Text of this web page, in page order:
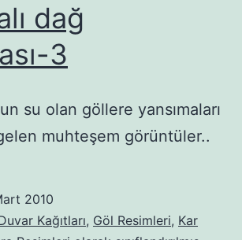
dağ
3
su olan göllere yansımaları
muhteşem görüntüler..
2010
Kağıtları, Göl Resimleri, Kar